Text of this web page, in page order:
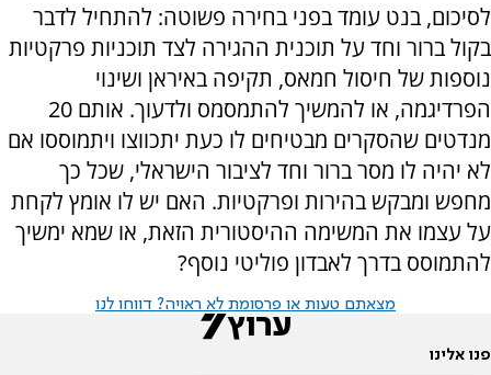
לסיכום, בנט עומד בפני בחירה פשוטה: להתחיל לדבר
בקול ברור וחד על תוכנית ההגירה לצד תוכניות פרקטיות
נוספות של חיסול חמאס, תקיפה באיראן ושינוי
הפרדיגמה, או להמשיך להתמסמס ולדעוך. אותם 20
מנדטים שהסקרים מבטיחים לו כעת יתכווצו ויתמוססו אם
לא יהיה לו מסר ברור וחד לציבור הישראלי, שכל כך
מחפש ומבקש בהירות ופרקטיות. האם יש לו אומץ לקחת
על עצמו את המשימה ההיסטורית הזאת, או שמא ימשיך
להתמוסס בדרך לאבדון פוליטי נוסף?
מצאתם טעות או פרסומת לא ראויה? דווחו לנו
פנו אלינו